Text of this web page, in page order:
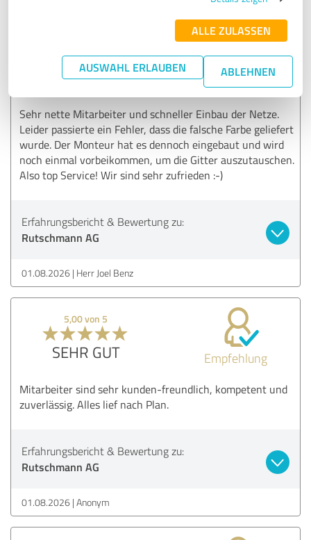
ALLE ZULASSEN
AUSWAHL ERLAUBEN ABLEHNEN
SEHR GUT Empfehlung
Sehr nette Mitarbeiter und schneller Einbau der Netze.
Leider passierte ein Fehler, dass die falsche Farbe geliefert
wurde. Der Monteur hat es dennoch eingebaut und wird
noch einmal vorbeikommen, um die Gitter auszutauschen.
Also top Service! Wir sind sehr zufrieden :-)
Erfahrungsbericht & Bewertung zu:
Rutschmann AG
01.08.2026 Herr Joel Benz
5,00 von 5
SEHR GUT Empfehlung
Mitarbeiter sind sehr kunden-freundlich, kompetent und
zuverlässig. Alles lief nach Plan.
Erfahrungsbericht & Bewertung zu:
Rutschmann AG
01.08.2026 Anonym